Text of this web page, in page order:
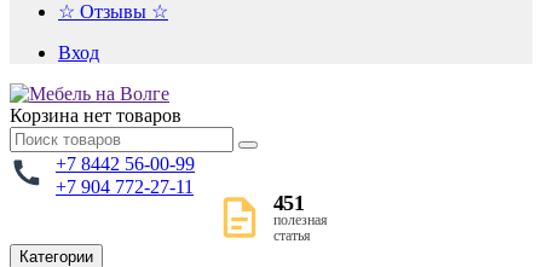
☆ Отзывы ☆
Вход
Корзина нет товаров
+7 8442 56-00-99
+7 904 772-27-11
451
полезная
статья
Категории